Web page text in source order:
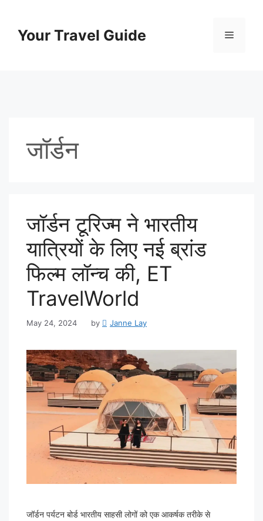
contentYour Travel Guide Menu
जॉर्डन
जॉर्डन टूरिज्म ने भारतीय
यात्रियों के लिए नई ब्रांड
फिल्म लॉन्च की, ET
TravelWorld
May 24, 2024 by Janne Lay
जॉर्डन पर्यटन बोर्ड भारतीय साहसी लोगों को एक आकर्षक तरीके से